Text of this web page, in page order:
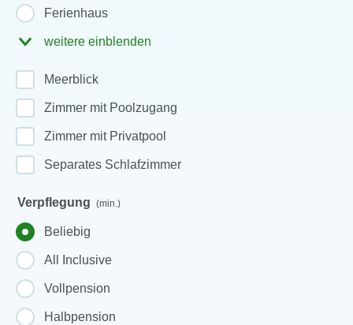
Ferienhaus
weitere einblenden
Meerblick
Zimmer mit Poolzugang
Zimmer mit Privatpool
Separates Schlafzimmer
Verpflegung (min.)
Beliebig
All Inclusive
Vollpension
Halbpension